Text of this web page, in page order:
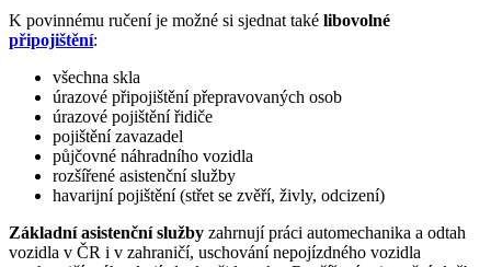
K povinnému ručení je možné si sjednat také libovolné
připojištění:
všechna skla
úrazové připojištění přepravovaných osob
úrazové pojištění řidiče
pojištění zavazadel
půjčovné náhradního vozidla
rozšířené asistenční služby
havarijní pojištění (střet se zvěří, živly, odcizení)
Základní asistenční služby zahrnují práci automechanika a odtah
vozidla v ČR i v zahraničí, uschování nepojízdného vozidla